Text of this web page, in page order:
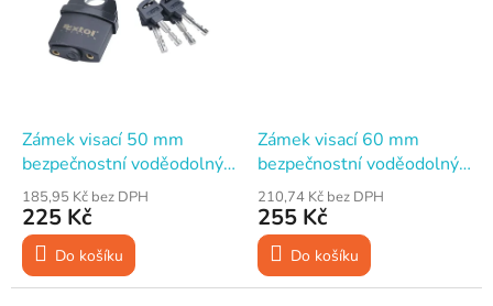
Zámek visací 50 mm
bezpečnostní voděodolný
4 klíče
185,95 Kč bez DPH
225 Kč
Do košíku
Zámek visací 60 mm
bezpečnostní voděodolný
4 klíče
210,74 Kč bez DPH
255 Kč
Do košíku